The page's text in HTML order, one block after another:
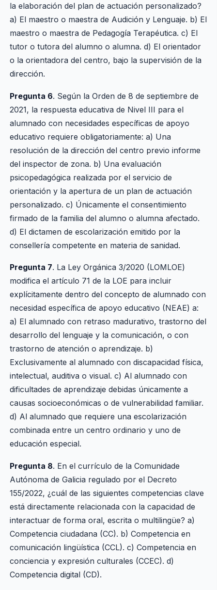
la elaboración del plan de actuación personalizado?
a) El maestro o maestra de Audición y Lenguaje. b) El
maestro o maestra de Pedagogía Terapéutica. c) El
tutor o tutora del alumno o alumna. d) El orientador
o la orientadora del centro, bajo la supervisión de la
dirección.
Pregunta 6. Según la Orden de 8 de septiembre de
2021, la respuesta educativa de Nivel III para el
alumnado con necesidades específicas de apoyo
educativo requiere obligatoriamente: a) Una
resolución de la dirección del centro previo informe
del inspector de zona. b) Una evaluación
psicopedagógica realizada por el servicio de
orientación y la apertura de un plan de actuación
personalizado. c) Únicamente el consentimiento
firmado de la familia del alumno o alumna afectado.
d) El dictamen de escolarización emitido por la
consellería competente en materia de sanidad.
Pregunta 7. La Ley Orgánica 3/2020 (LOMLOE)
modifica el artículo 71 de la LOE para incluir
explícitamente dentro del concepto de alumnado con
necesidad específica de apoyo educativo (NEAE) a:
a) El alumnado con retraso madurativo, trastorno del
desarrollo del lenguaje y la comunicación, o con
trastorno de atención o aprendizaje. b)
Exclusivamente al alumnado con discapacidad física,
intelectual, auditiva o visual. c) Al alumnado con
dificultades de aprendizaje debidas únicamente a
causas socioeconómicas o de vulnerabilidad familiar.
d) Al alumnado que requiere una escolarización
combinada entre un centro ordinario y uno de
educación especial.
Pregunta 8. En el currículo de la Comunidade
Autónoma de Galicia regulado por el Decreto
155/2022, ¿cuál de las siguientes competencias clave
está directamente relacionada con la capacidad de
interactuar de forma oral, escrita o multilingüe? a)
Competencia ciudadana (CC). b) Competencia en
comunicación lingüística (CCL). c) Competencia en
conciencia y expresión culturales (CCEC). d)
Competencia digital (CD).